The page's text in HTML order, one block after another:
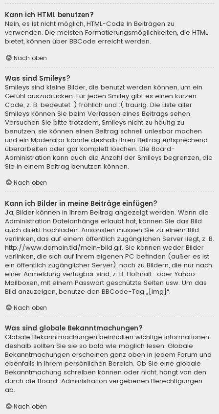
Kann ich HTML benutzen?
Nein, es ist nicht möglich, HTML-Code in Beiträgen zu
verwenden. Die meisten Formatierungsmöglichkeiten, die HTML
bietet, können über BBCode erreicht werden.
Nach oben
Was sind Smileys?
Smileys sind kleine Bilder, die benutzt werden können, um ein
Gefühl auszudrücken. Für jeden Smiley gibt es einen kurzen
Code, z. B. bedeutet :) fröhlich und :( traurig. Die Liste aller
Smileys können Sie beim Verfassen eines Beitrags sehen.
Versuchen Sie bitte trotzdem, Smileys nicht zu häufig zu
benutzen, sie können einen Beitrag schnell unlesbar machen
und ein Moderator könnte deshalb Ihren Beitrag entsprechend
überarbeiten oder gar komplett löschen. Die Board-
Administration kann auch die Anzahl der Smileys begrenzen, die
Sie in einem Beitrag benutzen können.
Nach oben
Kann ich Bilder in meine Beiträge einfügen?
Ja, Bilder können in Ihrem Beitrag angezeigt werden. Wenn die
Administration Dateianhänge erlaubt hat, können Sie das Bild
auch direkt hochladen. Ansonsten müssen Sie zu einem Bild
verlinken, das auf einem öffentlich zugänglichen Server liegt, z. B.
http://www.domain.tld/mein-bild.gif. Sie können weder Bilder
verlinken, die sich auf Ihrem eigenen PC befinden (außer es ist
ein öffentlich zugänglicher Server), noch zu Bildern, die nur nach
einer Anmeldung verfügbar sind, z. B. Hotmail- oder Yahoo-
Mailboxen, mit einem Passwort geschützte Seiten usw. Um das
Bild anzuzeigen, benutze den BBCode-Tag „[img]“.
Nach oben
Was sind globale Bekanntmachungen?
Globale Bekanntmachungen beinhalten wichtige Informationen,
deshalb sollten Sie sie so bald wie möglich lesen. Globale
Bekanntmachungen erscheinen ganz oben in jedem Forum und
ebenfalls in Ihrem persönlichen Bereich. Ob Sie eine globale
Bekanntmachung schreiben können oder nicht, hängt von den
durch die Board-Administration vergebenen Berechtigungen
ab.
Nach oben